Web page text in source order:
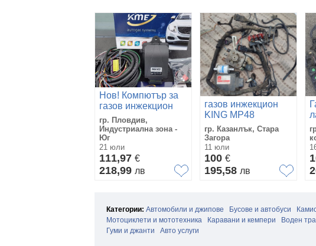
Нов! Компютър за
газов инжекцион
KME NEVO
Електроника КМЕ
НЕВО
гр. Пловдив,
Индустриална зона -
Юг
21 юли
111,97 €
218,99 лв
газов инжекцион
KING MP48
гр. Казанлък, Стара
Загора
11 юли
100 €
195,58 лв
Категории: Автомобили и джипове Бусове и автобуси
Мотоциклети и мототехника
Каравани и кемпери Воден
Гуми и джанти
Авто услуги